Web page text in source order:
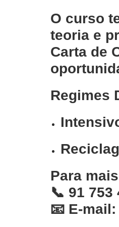
O curso
teoria e
Carta de
Regimes
Para
📞 91 753
📧 E-mail: